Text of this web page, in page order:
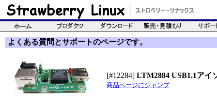
よくある質問とサポートのページです。
[#12284] LTM2884 USB1.1アイ
商品ページにジャンプ